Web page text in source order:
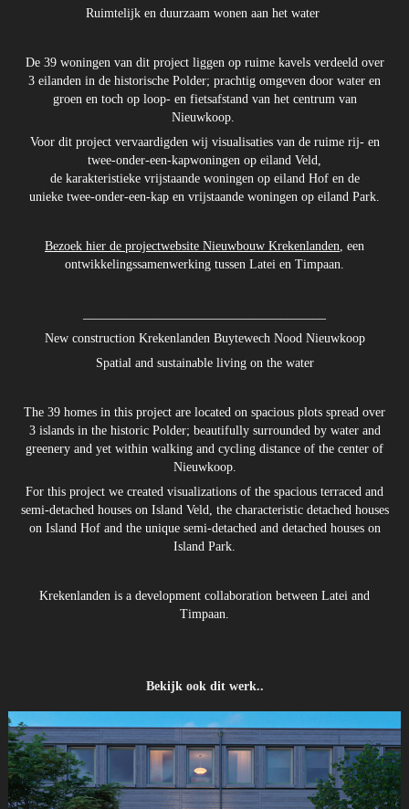
Ruimtelijk en duurzaam wonen aan het water
De 39 woningen van dit project liggen op ruime kavels verdeeld over
3 eilanden in de historische Polder; prachtig omgeven door water en
groen en toch op loop- en fietsafstand van het centrum van
Nieuwkoop.
Voor dit project vervaardigden wij visualisaties van de ruime rij- en
twee-onder-een-kapwoningen op eiland Veld,
de karakteristieke vrijstaande woningen op eiland Hof en de
unieke twee-onder-een-kap en vrijstaande woningen op eiland Park.
Bezoek hier de projectwebsite Nieuwbouw Krekenlanden, een
ontwikkelingssamenwerking tussen Latei en Timpaan.
New construction Krekenlanden Buytewech Nood Nieuwkoop
Spatial and sustainable living on the water
The 39 homes in this project are located on spacious plots spread over
3 islands in the historic Polder; beautifully surrounded by water and
greenery and yet within walking and cycling distance of the center of
Nieuwkoop.
For this project we created visualizations of the spacious terraced and
semi-detached houses on Island Veld, the characteristic detached houses
on Island Hof and the unique semi-detached and detached houses on
Island Park.
Krekenlanden is a development collaboration between Latei and
Timpaan.
Bekijk ook dit werk..